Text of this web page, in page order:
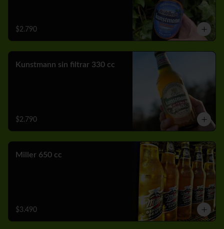
$2.790
Kunstmann sin filtrar 330 cc
$2.790
Miller 650 cc
$3.490